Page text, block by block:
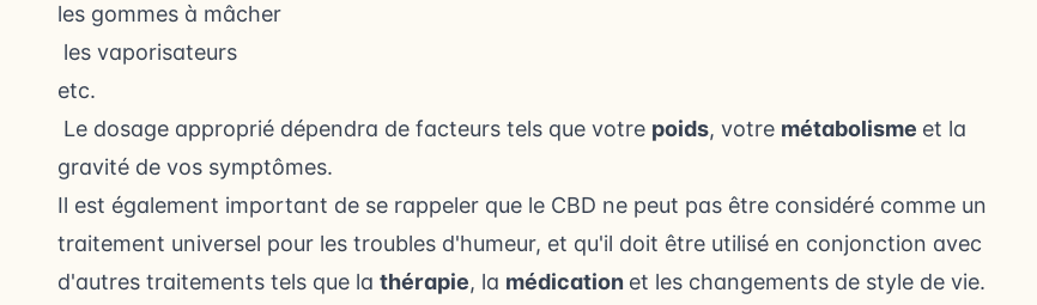
les gommes à mâcher
les vaporisateurs
etc.
Le dosage approprié dépendra de facteurs tels que votre poids, votre métabolisme et la
gravité de vos symptômes.
Il est également important de se rappeler que le CBD ne peut pas être considéré comme un
traitement universel pour les troubles d'humeur, et qu'il doit être utilisé en conjonction avec
d'autres traitements tels que la thérapie, la médication et les changements de style de vie.